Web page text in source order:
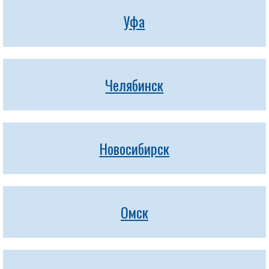
Уфа
Челябинск
Новосибирск
Омск